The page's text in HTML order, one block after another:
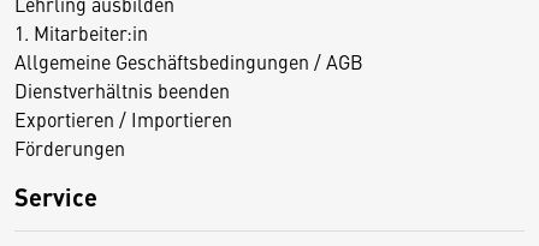
1. Mitarbeiter:in
Allgemeine Geschäftsbedingungen / AGB
Dienstverhältnis beenden
Exportieren / Importieren
Förderungen
Service